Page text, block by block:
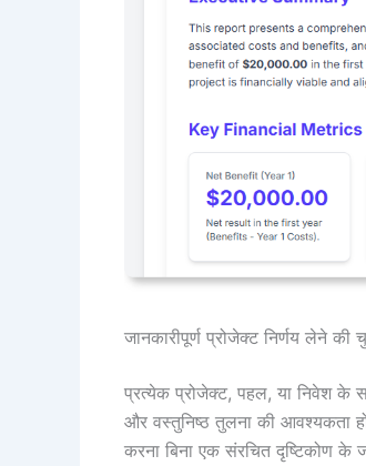
जानकारीपूर्ण प्रोजेक्ट निर्णय लेने की
प्रत्येक प्रोजेक्ट, पहल, या निवेश के
और वस्तुनिष्ठ तुलना की आवश्यकता
करना बिना एक संरचित दृष्टिकोण